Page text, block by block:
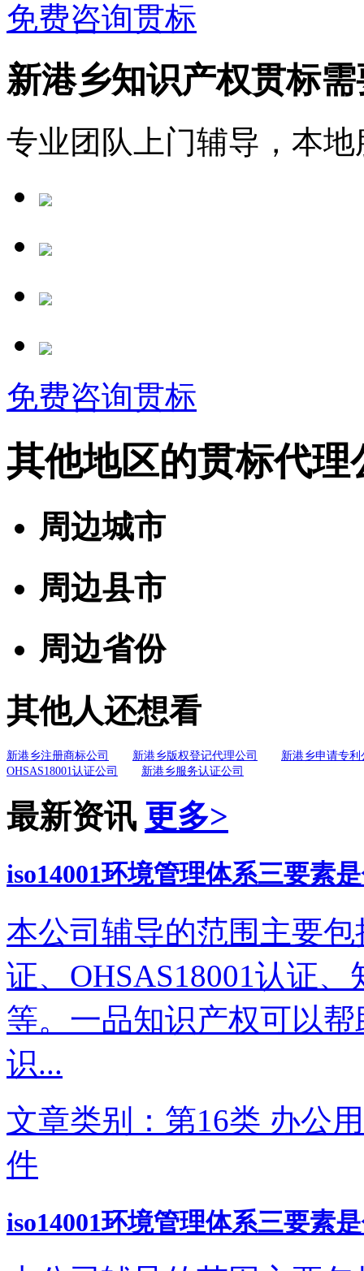
免费咨询贯标
新港乡知识产权贯标
专业团队上门辅导，本
免费咨询贯标
其他地区的贯标代理
周边城市
周边县市
周边省份
其他人还想看
新港乡注册商标公司 新港乡版权登记代理公司
新港乡申请专利
OHSAS18001认证公司
新港乡服务认证公司
最新资讯 更多>
iso14001环境管理体系三要素
本公司辅导的范围主要包
证、OHSAS18001认证
等。一品知识产权可以
识...
文章类别：第16类 办公
件
iso14001环境管理体系三要素